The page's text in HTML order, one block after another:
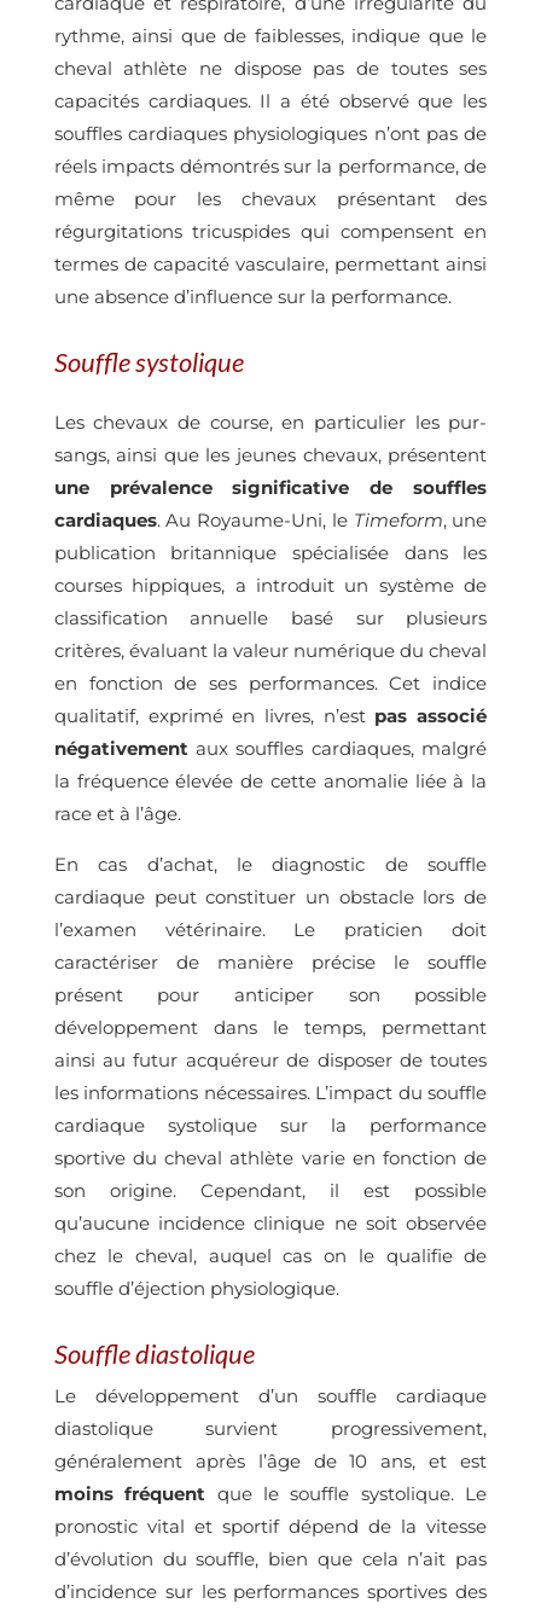
rythme, ainsi que de faiblesses, indique que le
cheval athlète ne dispose pas de toutes ses
capacités cardiaques. Il a été observé que les
souffles cardiaques physiologiques n’ont pas de
réels impacts démontrés sur la performance, de
même pour les chevaux présentant des
régurgitations tricuspides qui compensent en
termes de capacité vasculaire, permettant ainsi
une absence d’influence sur la performance.
Souffle systolique
Les chevaux de course, en particulier les pur-
sangs, ainsi que les jeunes chevaux, présentent
une prévalence significative de souffles
cardiaques. Au Royaume-Uni, le Timeform, une
publication britannique spécialisée dans les
courses hippiques, a introduit un système de
classification annuelle basé sur plusieurs
critères, évaluant la valeur numérique du cheval
en fonction de ses performances. Cet indice
qualitatif, exprimé en livres, n’est pas associé
négativementaux souffles cardiaques, malgré
la fréquence élevée de cette anomalie liée à la
race et à l’âge.
En cas d’achat, le diagnostic de souffle
cardiaque peut constituer un obstacle lors de
l’examen vétérinaire. Le praticien doit
caractériser de manière précise le souffle
présent pour anticiper son possible
développement dans le temps, permettant
ainsi au futur acquéreur de disposer de toutes
les informations nécessaires. L’impact du souffle
cardiaque systolique sur la performance
sportive du cheval athlète varie en fonction de
son origine. Cependant, il est possible
qu’aucune incidence clinique ne soit observée
chez le cheval, auquel cas on le qualifie de
souffle d’éjection physiologique.
Souffle diastolique
Le développement d’un souffle cardiaque
diastolique survient progressivement,
généralement après l’âge de 10 ans, et est
moins fréquent que le souffle systolique. Le
pronostic vital et sportif dépend de la vitesse
d’évolution du souffle, bien que cela n’ait pas
d’incidence sur les performances sportives des